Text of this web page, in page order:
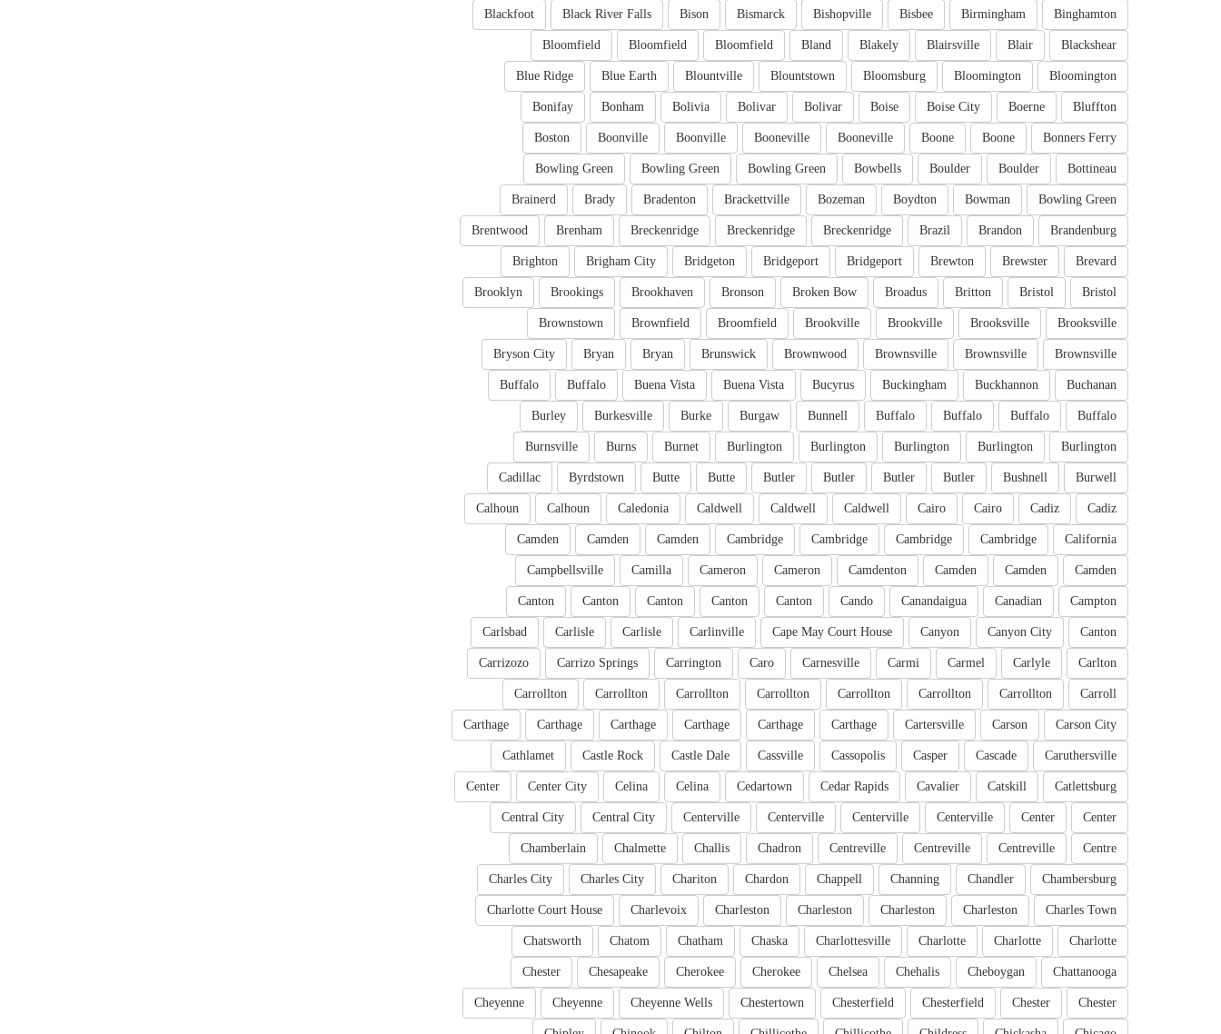
Binghamton
Birmingham
Bisbee
Bishopville
Bismarck
Bison
Black River Falls
Blackfoot
Blackshear
Blair
Blairsville
Blakely
Bland
Bloomfield
Bloomfield
Bloomfield
Bloomington
Bloomington
Bloomsburg
Blountstown
Blountville
Blue Earth
Blue Ridge
Bluffton
Boerne
Boise City
Boise
Bolivar
Bolivar
Bolivia
Bonham
Bonifay
Bonners Ferry
Boone
Boone
Booneville
Booneville
Boonville
Boonville
Boston
Bottineau
Boulder
Boulder
Bowbells
Bowling Green
Bowling Green
Bowling Green
Bowling Green
Bowman
Boydton
Bozeman
Brackettville
Bradenton
Brady
Brainerd
Brandenburg
Brandon
Brazil
Breckenridge
Breckenridge
Breckenridge
Brenham
Brentwood
Brevard
Brewster
Brewton
Bridgeport
Bridgeport
Bridgeton
Brigham City
Brighton
Bristol
Bristol
Britton
Broadus
Broken Bow
Bronson
Brookhaven
Brookings
Brooklyn
Brooksville
Brooksville
Brookville
Brookville
Broomfield
Brownfield
Brownstown
Brownsville
Brownsville
Brownsville
Brownwood
Brunswick
Bryan
Bryan
Bryson City
Buchanan
Buckhannon
Buckingham
Bucyrus
Buena Vista
Buena Vista
Buffalo
Buffalo
Buffalo
Buffalo
Buffalo
Buffalo
Bunnell
Burgaw
Burke
Burkesville
Burley
Burlington
Burlington
Burlington
Burlington
Burlington
Burnet
Burns
Burnsville
Burwell
Bushnell
Butler
Butler
Butler
Butler
Butte
Butte
Byrdstown
Cadillac
Cadiz
Cadiz
Cairo
Cairo
Caldwell
Caldwell
Caldwell
Caledonia
Calhoun
Calhoun
California
Cambridge
Cambridge
Cambridge
Cambridge
Camden
Camden
Camden
Camden
Camden
Camden
Camdenton
Cameron
Cameron
Camilla
Campbellsville
Campton
Canadian
Canandaigua
Cando
Canton
Canton
Canton
Canton
Canton
Canton
Canyon City
Canyon
Cape May Court House
Carlinville
Carlisle
Carlisle
Carlsbad
Carlton
Carlyle
Carmel
Carmi
Carnesville
Caro
Carrington
Carrizo Springs
Carrizozo
Carroll
Carrollton
Carrollton
Carrollton
Carrollton
Carrollton
Carrollton
Carrollton
Carson City
Carson
Cartersville
Carthage
Carthage
Carthage
Carthage
Carthage
Carthage
Caruthersville
Cascade
Casper
Cassopolis
Cassville
Castle Dale
Castle Rock
Cathlamet
Catlettsburg
Catskill
Cavalier
Cedar Rapids
Cedartown
Celina
Celina
Center City
Center
Center
Center
Centerville
Centerville
Centerville
Centerville
Central City
Central City
Centre
Centreville
Centreville
Centreville
Chadron
Challis
Chalmette
Chamberlain
Chambersburg
Chandler
Channing
Chappell
Chardon
Chariton
Charles City
Charles City
Charles Town
Charleston
Charleston
Charleston
Charleston
Charlevoix
Charlotte Court House
Charlotte
Charlotte
Charlotte
Charlottesville
Chaska
Chatham
Chatom
Chatsworth
Chattanooga
Cheboygan
Chehalis
Chelsea
Cherokee
Cherokee
Chesapeake
Chester
Chester
Chester
Chesterfield
Chesterfield
Chestertown
Cheyenne Wells
Cheyenne
Cheyenne